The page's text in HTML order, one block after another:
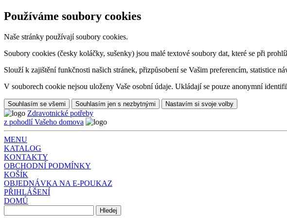
Používáme soubory cookies
Naše stránky používají soubory cookies.
Soubory cookies (česky koláčky, sušenky) jsou malé textové soubory dat, které se při
Slouží k zajištění funkčnosti našich stránek, přizpůsobení se Vašim preferencím, statistice
V souborech cookie nejsou uloženy Vaše osobní údaje. Ukládají se pouze anonymní
Souhlasím se všemi Souhlasím jen s nezbytnými Nastavím si svoje volby
Zdravotnické potřeby
z pohodlí Vašeho domova
MENU
KATALOG
KONTAKTY
OBCHODNÍ PODMÍNKY
KOŠÍK
OBJEDNÁVKA NA E-POUKAZ
PŘIHLÁŠENÍ
DOMŮ